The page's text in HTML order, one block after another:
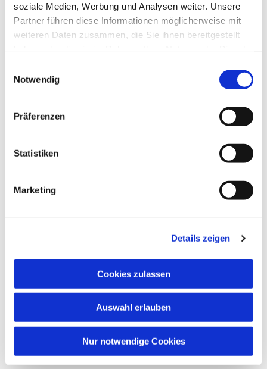
soziale Medien, Werbung und Analysen weiter. Unsere
Partner führen diese Informationen möglicherweise mit
weiteren Daten zusammen, die Sie ihnen bereitgestellt
Notwendig
Präferenzen
Statistiken
Marketing
Details zeigen
Cookies zulassen
Auswahl erlauben
Nur notwendige Cookies
Dies könnte Sie auch